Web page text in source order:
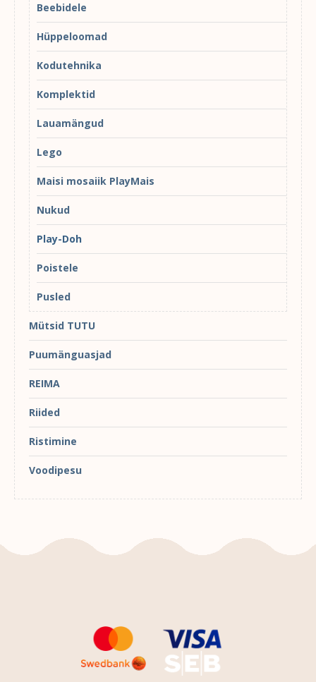
Beebidele
Hüppeloomad
Kodutehnika
Komplektid
Lauamängud
Lego
Maisi mosaiik PlayMais
Nukud
Play-Doh
Poistele
Pusled
Mütsid TUTU
Puumänguasjad
REIMA
Riided
Ristimine
Voodipesu